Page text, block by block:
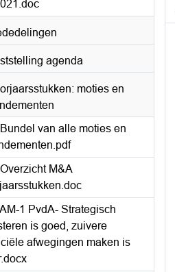
agenda
moties en
Bundel van alle moties en
Overzicht M&A
AM-1 PvdA- Strategisch
is goed, zuivere
afwegingen maken is